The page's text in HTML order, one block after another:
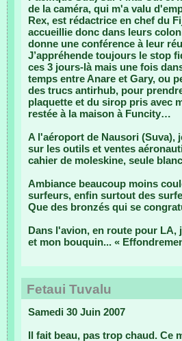
de la caméra, qui m'a valu
Rex, est rédactrice en chef du
accueillie donc dans leurs
donne une conférence à leur
J’appréhende toujours le stop
ces 3 jours-là mais une fois
temps entre Anare et Gary, ou
des trucs antirhub, pour
plaquette et du sirop pris avec
restée à la maison à Funcity…
A l'aéroport de Nausori (Suva),
sur les outils et ventes
cahier de moleskine, seule
Ambiance beaucoup moins
surfeurs, enfin surtout des
Que des bronzés qui se
Dans l'avion, en route pour LA,
et mon bouquin... «
Fetaui Tuvalu
Samedi 30 Juin 2007
Il fait beau, pas trop chaud. Ce